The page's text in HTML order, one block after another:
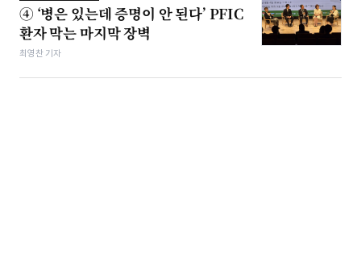
④ ‘병은 있는데 증명이 안 된다’ PFIC
환자 막는 마지막 장벽
최영찬 기자